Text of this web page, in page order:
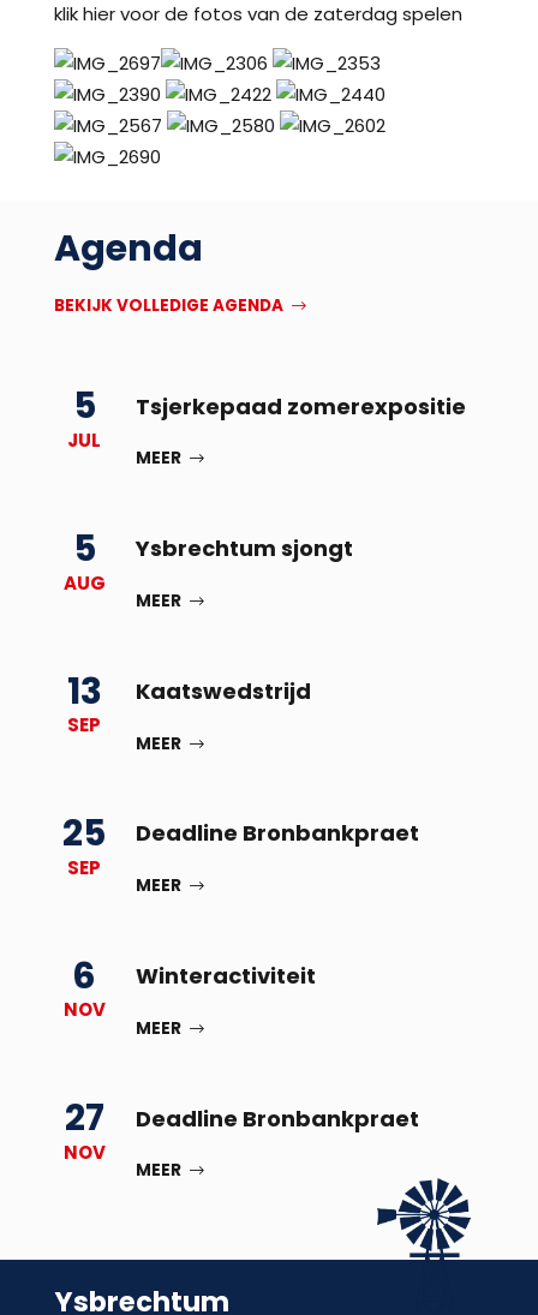
klik hier voor de fotos van de zaterdag spelen
Agenda
BEKIJK VOLLEDIGE AGENDA
5
JUL
Tsjerkepaad zomerexpositie
MEER
5
AUG
Ysbrechtum sjongt
MEER
13
SEP
Kaatswedstrijd
MEER
25
SEP
Deadline Bronbankpraet
MEER
6
NOV
Winteractiviteit
MEER
27
NOV
Deadline Bronbankpraet
MEER
Ysbrechtum